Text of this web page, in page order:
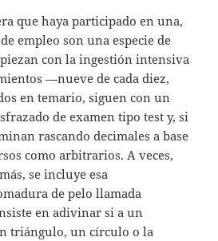
que haya participado en una,
empleo son una especie de
con la ingestión intensiva
—nueve de cada diez,
en temario, siguen con un
de examen tipo test y, si
rascando decimales a base
como arbitrarios. A veces,
se incluye esa
de pelo llamada
en adivinar si a un
triángulo, un círculo o la